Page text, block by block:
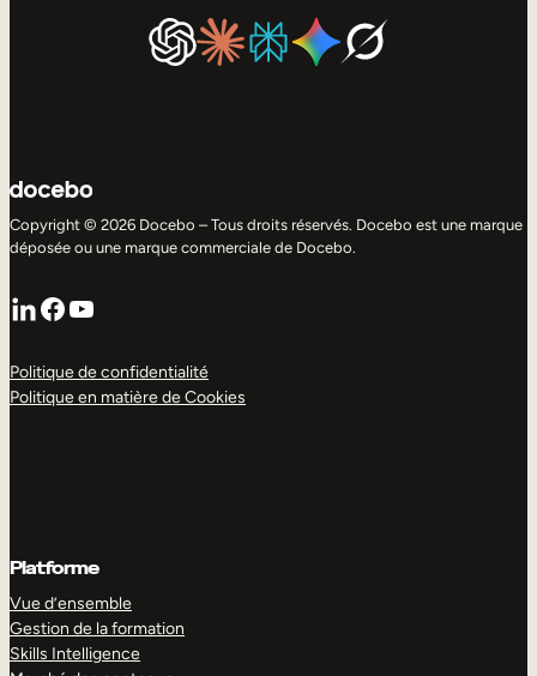
Copyright © 2026 Docebo – Tous droits réservés. Docebo est une marque
déposée ou une marque commerciale de Docebo.
LinkedIn
Facebook
YouTube
Politique de confidentialité
Politique en matière de Cookies
Platforme
Vue d’ensemble
Gestion de la formation
Skills Intelligence